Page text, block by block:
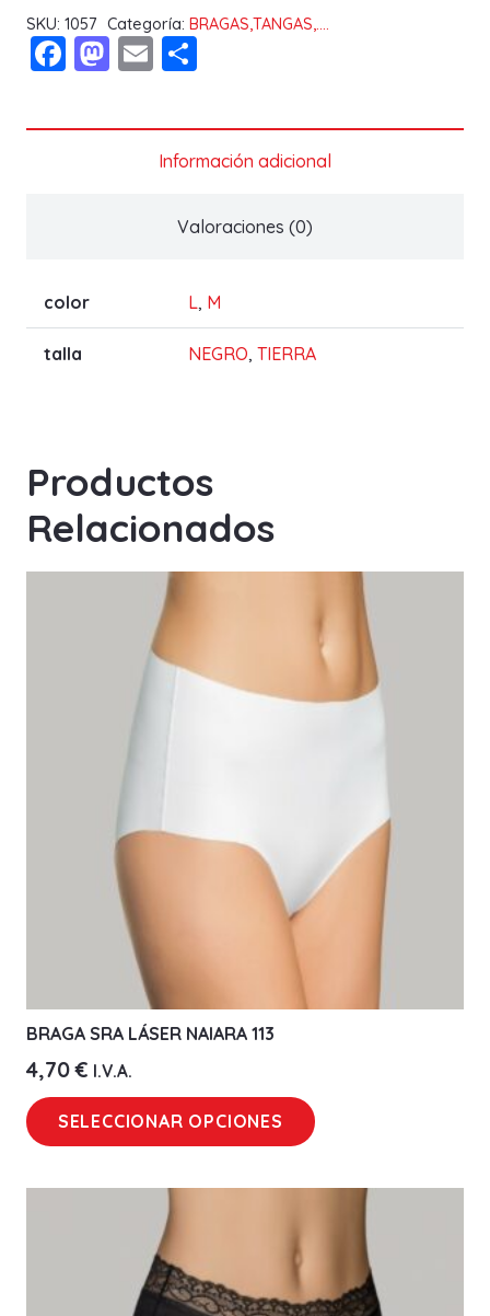
SRA
137
NAIARA
SKU: 1057 Categoría: BRAGAS,TANGAS,....
Facebook
Mastodon
Email
Información adicional
Valoraciones (0)
color L, M
talla NEGRO, TIERRA
Productos
Relacionados
BRAGA SRA LÁSER NAIARA 113
4,70€ I.V.A.
SELECCIONAR OPCIONES
múltiples
opciones